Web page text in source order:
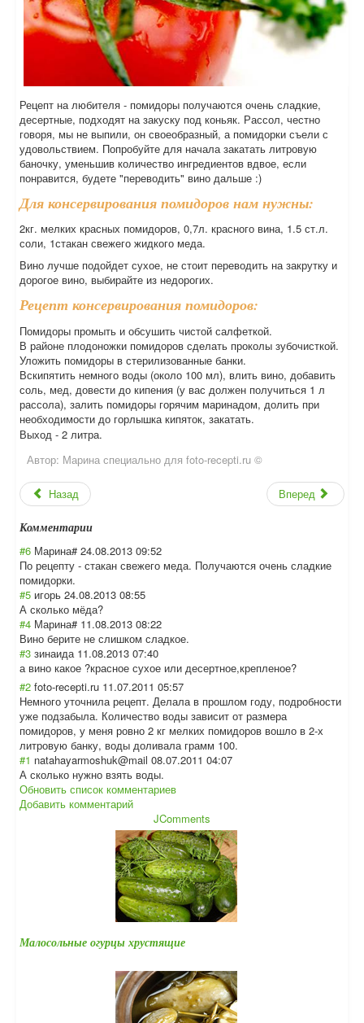
Рецепт на любителя - помидоры получаются очень сладкие,
десертные, подходят на закуску под коньяк. Рассол, честно
говоря, мы не выпили, он своеобразный, а помидорки съели с
удовольствием. Попробуйте для начала закатать литровую
баночку, уменьшив количество ингредиентов вдвое, если
понравится, будете "переводить" вино дальше :)
Для консервирования помидоров нам нужны:
2кг. мелких красных помидоров, 0,7л. красного вина, 1.5 ст.л.
соли, 1стакан свежего жидкого меда.
Вино лучше подойдет сухое, не стоит переводить на закрутку и
дорогое вино, выбирайте из недорогих.
Рецепт консервирования помидоров:
Помидоры промыть и обсушить чистой салфеткой.
В районе плодоножки помидоров сделать проколы зубочисткой.
Уложить помидоры в стерилизованные банки.
Вскипятить немного воды (около 100 мл), влить вино, добавить
соль, мед, довести до кипения (у вас должен получиться 1 л
рассола), залить помидоры горячим маринадом, долить при
необходимости до горлышка кипяток, закатать.
Выход - 2 литра.
Автор: Марина специально для foto-recepti.ru ©
Назад Вперед
Комментарии
#6 Марина# 24.08.2013 09:52
По рецепту - стакан свежего меда. Получаются очень сладкие
помидорки.
#5 игорь 24.08.2013 08:55
А сколько мёда?
#4 Марина# 11.08.2013 08:22
Вино берите не слишком сладкое.
#3 зинаида 11.08.2013 07:40
а вино какое ?красное сухое или десертное,крепленое?
#2 foto-recepti.ru 11.07.2011 05:57
Немного уточнила рецепт. Делала в прошлом году, подробности
уже подзабыла. Количество воды зависит от размера
помидоров, у меня ровно 2 кг мелких помидоров вошло в 2-х
литровую банку, воды доливала грамм 100.
#1 natahayarmoshuk@mail 08.07.2011 04:07
А сколько нужно взять воды.
Обновить список комментариев
Добавить комментарий
JComments
Малосольные огурцы хрустящие